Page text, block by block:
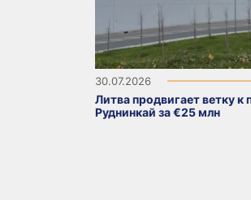
30.07.2026
Литва продвигает ветку к
Руднинкай за €25 млн